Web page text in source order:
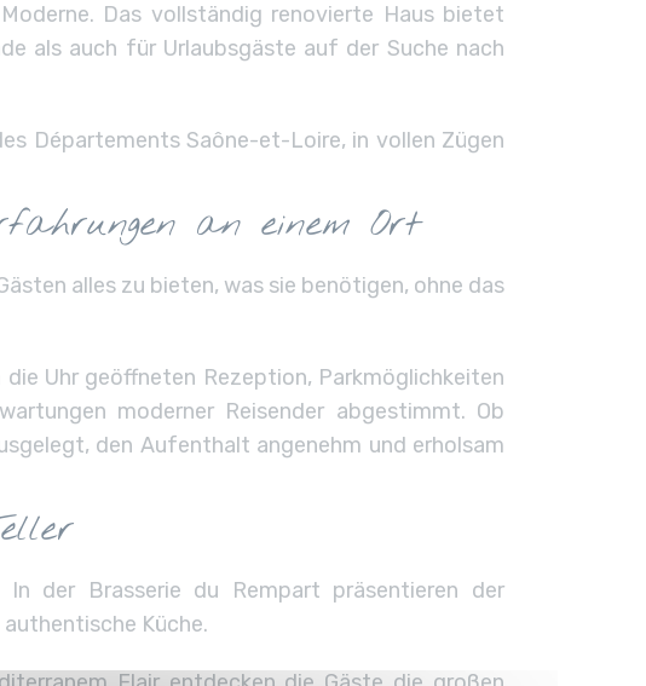
Das vollständig renovierte Haus bietet
als auch für Urlaubsgäste auf der Suche nach
Départements Saône-et-Loire, in vollen Zügen
an einem Ort
alles zu bieten, was sie benötigen, ohne das
Uhr geöffneten Rezeption, Parkmöglichkeiten
moderner Reisender abgestimmt. Ob
den Aufenthalt angenehm und erholsam
der Brasserie du Rempart präsentieren der
Küche.